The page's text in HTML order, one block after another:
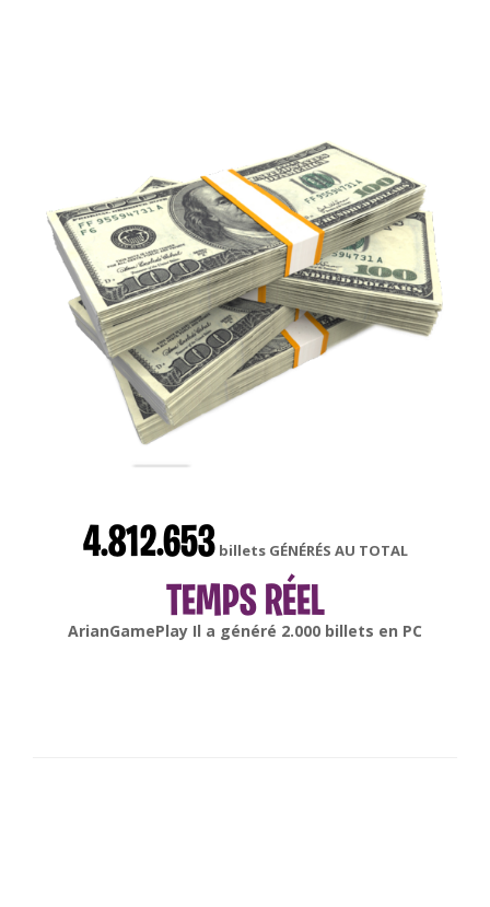
4.812.653 billets GÉNÉRÉS AU TOTAL
TEMPS RÉEL
ArianGamePlay Il a généré 2.000 billets en PC